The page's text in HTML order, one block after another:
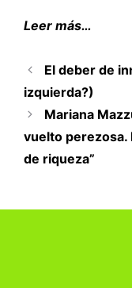
Leer más…
El deber de
izquierda?)
Mariana
vuelto perezosa.
de riqueza”